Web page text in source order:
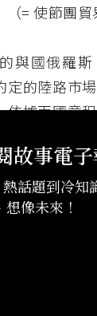
= 使節團貿
與國俄羅
定的陸路市
依據兩國章
場互市；和
國交關係的
規定下，可
中國有國交
行給使節團
市。
故事電子
話題到冷知
像未來！